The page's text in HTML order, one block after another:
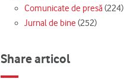
Comunicate de presă(224)
Jurnal de bine (252)
Share articol